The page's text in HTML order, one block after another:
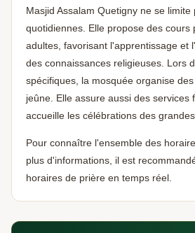
Masjid Assalam Quetigny ne se limite
quotidiennes. Elle propose des cours
adultes, favorisant l'apprentissage et
des connaissances religieuses. Lors
spécifiques, la mosquée organise
jeûne. Elle assure aussi des services
accueille les célébrations des
Pour connaître l'ensemble des
plus d'informations, il est
horaires de prière en temps réel.
🕌
Aidez-nous à grandir 🕌
Un avis Google, ça fait toute
barakAllahu fik